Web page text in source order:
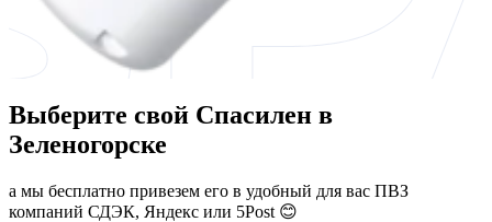
Выберите свой Спасилен в
Зеленогорске
а мы бесплатно привезем его в удобный для вас ПВЗ
компаний СДЭК, Яндекс или 5Post 😊